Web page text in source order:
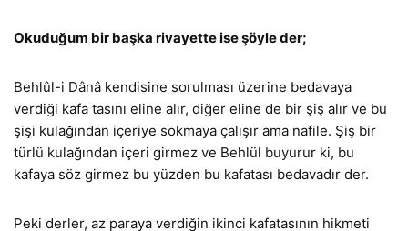
Okuduğum bir başka rivayette ise şöyle der;
Behlûl-i Dânâ kendisine sorulması üzerine bedavaya
verdiği kafa tasını eline alır, diğer eline de bir şiş alır ve bu
şişi kulağından içeriye sokmaya çalışır ama nafile. Şiş bir
türlü kulağından içeri girmez ve Behlül buyurur ki, bu
kafaya söz girmez bu yüzden bu kafatası bedavadır der.
Peki derler, az paraya verdiğin ikinci kafatasının hikmeti